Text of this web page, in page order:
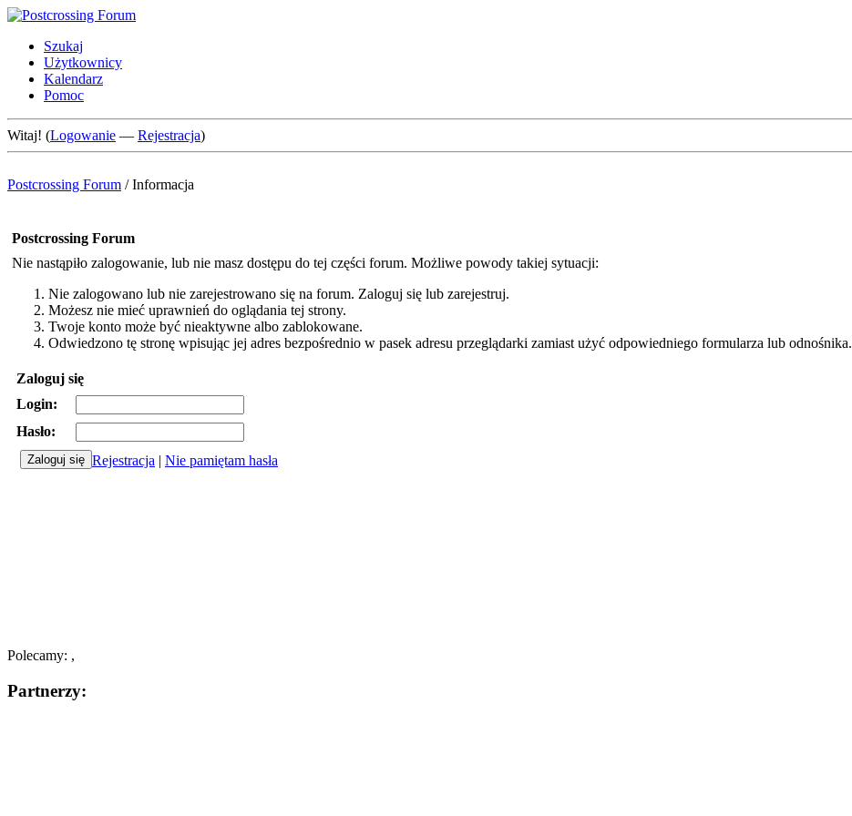
Szukaj
Użytkownicy
Kalendarz
Pomoc
Witaj! (Logowanie — Rejestracja)
Postcrossing Forum /Informacja
Postcrossing Forum
Nie nastąpiło zalogowanie, lub nie masz dostępu do tej części forum. Możliwe powody takiej sytuacji:
Nie zalogowano lub nie zarejestrowano się na forum. Zaloguj się lub zarejestruj.
Możesz nie mieć uprawnień do oglądania tej strony.
Twoje konto może być nieaktywne albo zablokowane.
Odwiedzono tę stronę wpisując jej adres bezpośrednio w pasek adresu przeglądarki zamiast użyć odpowiedniego formularza lub odnośnika.
Zaloguj się
Login:
Hasło:
Rejestracja | Nie pamiętam hasła
Polecamy: ,
Partnerzy: